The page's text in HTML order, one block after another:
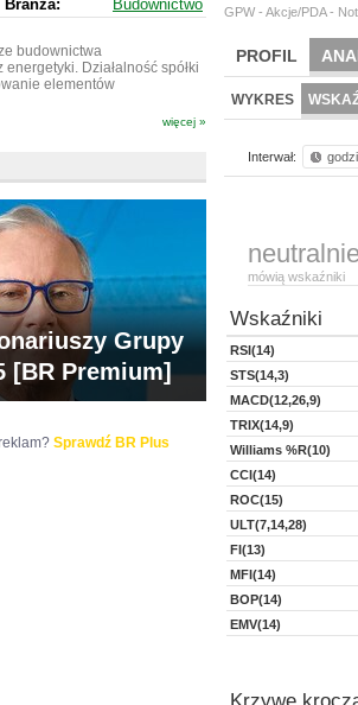
GPW - Akcje/PDA -
PROFIL
WYKRES
Interwał:
mówią wskaźniki
Wskaźniki
RSI(14)
STS(14,3)
MACD(12,26,9)
TRIX(14,9)
Williams %R(10)
CCI(14)
ROC(15)
ULT(7,14,28)
FI(13)
MFI(14)
BOP(14)
EMV(14)
599
Branża:
Budownictwo
budownictwa
Działalność spółki
elementów
więcej »
Grupy
[BR Premium]
Sprawdź BR Plus